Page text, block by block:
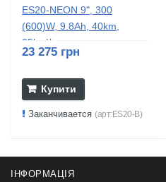
ES20-NEON 9", 300
(600)W, 9.8Ah, 40km,
25km\h,...
23 275 грн
Купити
Заканчивается (арт:ES20-B)
ІНФОРМАЦІЯ